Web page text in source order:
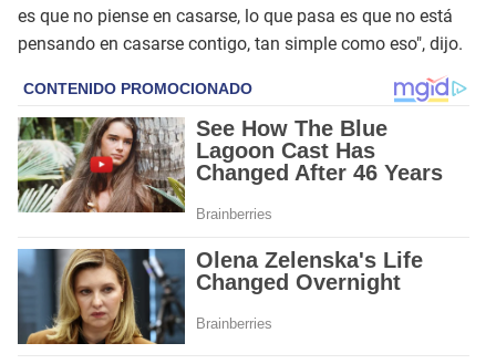
es que no piense en casarse, lo que pasa es que no está
pensando en casarse contigo, tan simple como eso", dijo.